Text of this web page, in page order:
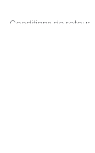
Conditions de retour